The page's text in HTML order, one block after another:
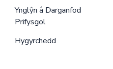
Ynglŷn â Darganfod
Prifysgol
Hygyrchedd